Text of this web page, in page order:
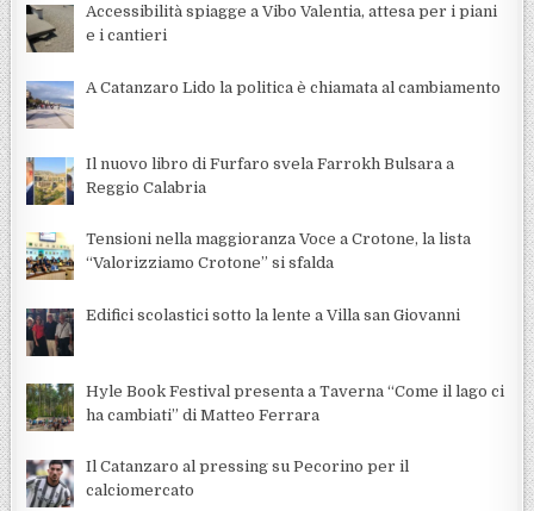
Accessibilità spiagge a Vibo Valentia, attesa per i piani
e i cantieri
A Catanzaro Lido la politica è chiamata al cambiamento
Il nuovo libro di Furfaro svela Farrokh Bulsara a
Reggio Calabria
Tensioni nella maggioranza Voce a Crotone, la lista
“Valorizziamo Crotone” si sfalda
Edifici scolastici sotto la lente a Villa san Giovanni
Hyle Book Festival presenta a Taverna “Come il lago ci
ha cambiati” di Matteo Ferrara
Il Catanzaro al pressing su Pecorino per il
calciomercato